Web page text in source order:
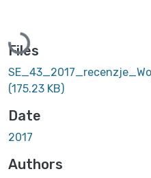
Loading...
Files
(175.23 KB)
Date
2017
Authors